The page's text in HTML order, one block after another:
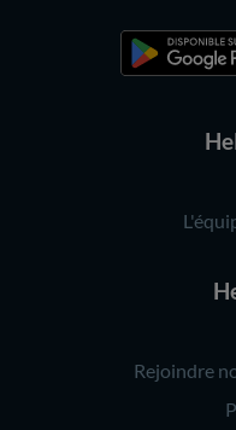
Rejoindre